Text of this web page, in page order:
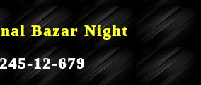
Bazar Night
245-12-679